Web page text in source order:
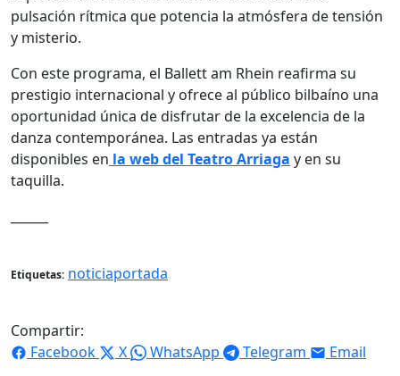
pulsación rítmica que potencia la atmósfera de tensión
y misterio.
Con este programa, el Ballett am Rhein reafirma su
prestigio internacional y ofrece al público bilbaíno una
oportunidad única de disfrutar de la excelencia de la
danza contemporánea. Las entradas ya están
disponibles en la web del Teatro Arriaga y en su
taquilla.
Etiquetas: noticiaportada
Compartir:
Facebook
X WhatsApp Telegram Email